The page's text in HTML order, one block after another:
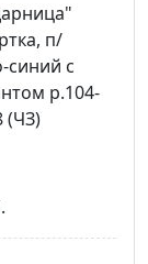
п/
синий с
р.104-
(ЧЗ)